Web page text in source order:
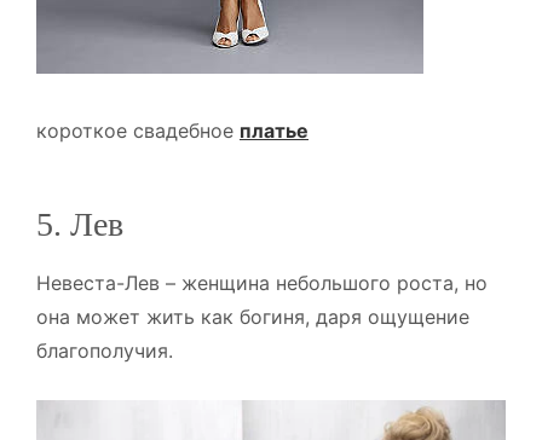
короткое свадебное платье
5. Лев
Невеста-Лев – женщина небольшого роста, но
она может жить как богиня, даря ощущение
благополучия.